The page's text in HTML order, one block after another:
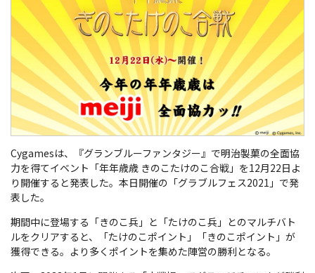
Cygamesは、『グランブルーファンタジー』で明治製菓の全面協
力を得てイベント「年年歳歳 きのこたけのこ合戦」を12月22日よ
り開催すると発表した。本日開催の「グラブルフェス2021」で発
表した。
期間中に登場する「きのこ兵」と「たけのこ兵」とのマルチバト
ルをクリアすると、「たけのこポイント」「きのこポイント」が
獲得できる。より多くポイントを集めた陣営の勝利となる。